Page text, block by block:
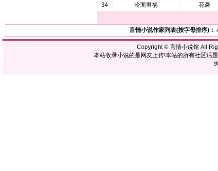
34
冷面男祸 花袭
言情小说作家列表(按字母排序)：
Copyright © 言情小说馆All
本站收录小说的是网友上传!本站的所有社区话